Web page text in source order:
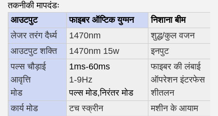
तकनीकी मापदंडः
आउटपुट
फाइबर ऑप्टिक युग्मन
निशाना बीम
लेजर तरंग दैर्ध्य
1470nm
शुद्ध/कुल वजन
आउटपुट शक्ति
1470nm 15w
इनपुट
पल्स चौड़ाई
आवृत्ति
मोड
1ms-60ms
1-9Hz
पल्स मोड,निरंतर मोड
फाइबर की लंबाई
ऑपरेशन इंटरफेस
शीतलन
कार्य मोड
टच स्क्रीन
मशीन के आयाम